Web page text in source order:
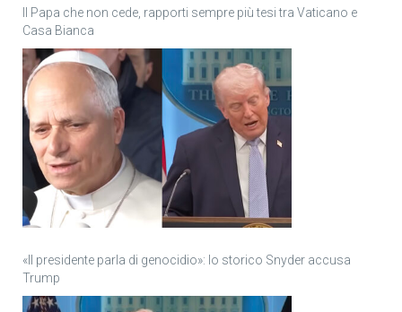
Il Papa che non cede, rapporti sempre più tesi tra Vaticano e
Casa Bianca
«Il presidente parla di genocidio»: lo storico Snyder accusa
Trump